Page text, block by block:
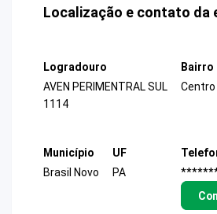
Localização e contato da
Logradouro
AVEN PERIMENTRAL SUL
1114
Bairro
Centro
Município
Brasil Novo
UF
PA